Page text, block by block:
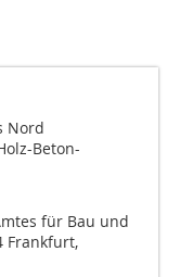
Nord
Beton-
für Bau und
Frankfurt,